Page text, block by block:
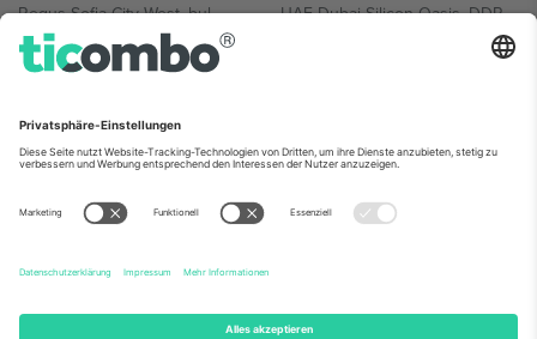
Regus Sofia City West, bul
Totleben 53-55, 1606 Sofia,
Bulgaria
UAE Dubai Silicon Oasis, DDP
Building A1, Office 302, Dubai,
Mexico
Av Chapultepec 360, Roma
Norte, Cuauhtémoc, 06700
Ciudad de México, CDMX,
Mexico
Die juristische Person des Plattformanbieters kann je nach
Informationen finden Sie auf der jeweiligen Veranstaltungsseite, im